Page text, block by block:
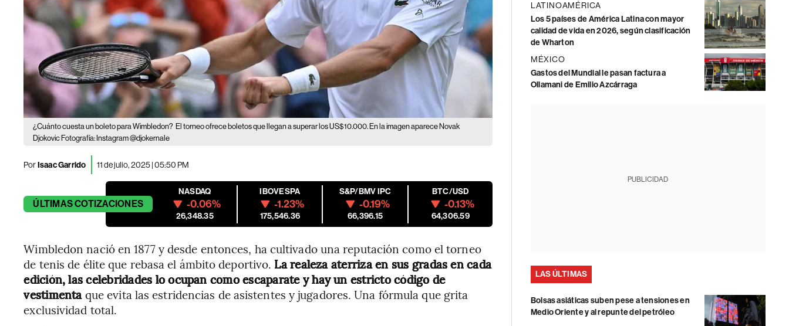
¿Cuánto cuesta un boleto para Wimbledon? El torneo ofrece boletos que llegan a superar los US$10.000. En la imagen aparece Novak
Djokovic Fotografía: Instagram @djokernale
PorIsaac Garrido 11 de julio, 2025 | 05:50 PM
ÚLTIMASCOTIZACIONES
NASDAQ
-0.06%
26,348.35
IBOVESPA
-1.23%
175,546.36
S&P/BMV IPC
-0.19%
66,396.15
BTC/USD
-0.13%
64,306.59
Wimbledon nació en 1877 y desde entonces, ha cultivado una reputación como el torneo
de tenis de élite que rebasa el ámbito deportivo. La realeza aterriza en sus gradas en cada
edición, las celebridades lo ocupan como escaparate y hay un estricto código de
vestimentaque evita las estridencias de asistentes y jugadores. Una fórmula que grita
exclusividad total.
LATINOAMÉRICA
Los 5 países de América Latina con mayor
calidad de vida en 2026, según clasificación
de Wharton
MÉXICO
Gastos del Mundial le pasan factura a
Ollamani de Emilio Azcárraga
PUBLICIDAD
LAS ÚLTIMAS
Bolsas asiáticas suben pese a tensiones en
Medio Oriente y al repunte del petróleo